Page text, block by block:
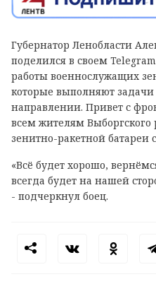
Губернатор Ленобласти
поделился в своем Telegram
работы военнослужащих
которые выполняют
направлении. Привет с
всем жителям
зенитно-ракетной батареи
«Всё будет хорошо,
всегда будет на нашей
- подчеркнул боец.